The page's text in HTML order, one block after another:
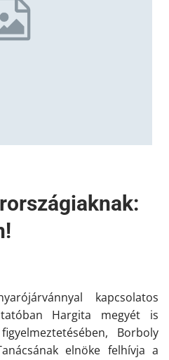
kapcsolatos
Hargita megyét is
Borboly
elnöke felhívja a